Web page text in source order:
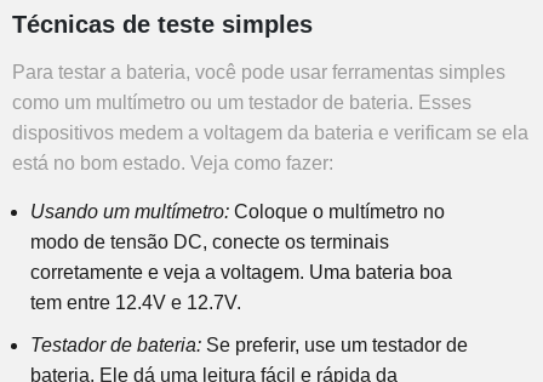
Técnicas de teste simples
Para testar a bateria, você pode usar ferramentas simples
como um multímetro ou um testador de bateria. Esses
dispositivos medem a voltagem da bateria e verificam se ela
está no bom estado. Veja como fazer:
Usando um multímetro: Coloque o multímetro no
modo de tensão DC, conecte os terminais
corretamente e veja a voltagem. Uma bateria boa
tem entre 12.4V e 12.7V.
Testador de bateria: Se preferir, use um testador de
bateria. Ele dá uma leitura fácil e rápida da